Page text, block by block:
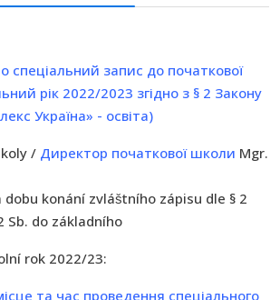
спеціальний запис до початкової
рік 2022/2023 згідно з § 2 Закону
Україна» - освіта)
/ Директор початкової школи Mgr.
konání zvláštního zápisu dle § 2
Sb. do základního
rok 2022/23:
та час проведення спеціального